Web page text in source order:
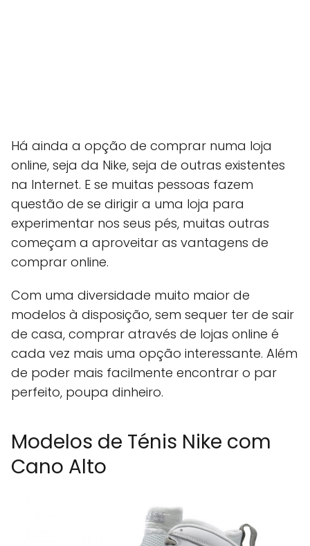
Há ainda a opção de comprar numa loja
online, seja da Nike, seja de outras existentes
na Internet. E se muitas pessoas fazem
questão de se dirigir a uma loja para
experimentar nos seus pés, muitas outras
começam a aproveitar as vantagens de
comprar online.
Com uma diversidade muito maior de
modelos à disposição, sem sequer ter de sair
de casa, comprar através de lojas online é
cada vez mais uma opção interessante. Além
de poder mais facilmente encontrar o par
perfeito, poupa dinheiro.
Modelos de Ténis Nike com
Cano Alto